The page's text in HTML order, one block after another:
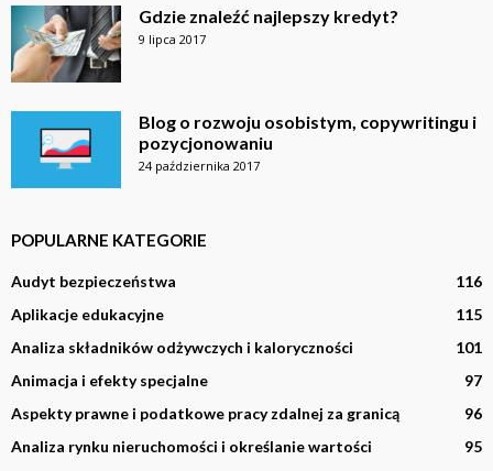
Gdzie znaleźć najlepszy kredyt?
9 lipca 2017
Blog o rozwoju osobistym, copywritingu i
pozycjonowaniu
24 października 2017
POPULARNE KATEGORIE
Audyt bezpieczeństwa
116
Aplikacje edukacyjne
115
Analiza składników odżywczych i kaloryczności
101
Animacja i efekty specjalne
97
Aspekty prawne i podatkowe pracy zdalnej za granicą
96
Analiza rynku nieruchomości i określanie wartości
95